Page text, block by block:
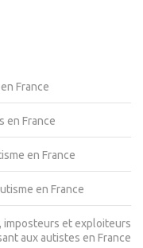
France
en France
en France
en France
imposteurs et exploiteurs
aux autistes en France